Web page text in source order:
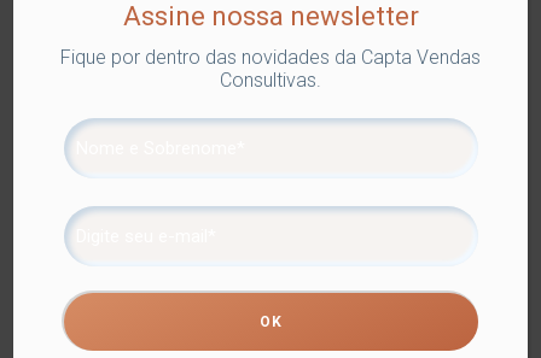
Descrição
O Gancho é multiuso e pode ser fixado em diversos
ambientes: banheiro, quarto, cozinha e lavanderia. Os
plástico metalizado.
Além do tradicional tratamento superficial da Future –
onde são aplicadas até 4 camadas de metal – os
protetivo especial Rust Free, garantindo cores vivas e
brilhantes, além de maior resistência contra ferrugem.
Produtos relacionados
Assine nossa newsletter
Fique por dentro das novidades da Capta Vendas
Consultivas.